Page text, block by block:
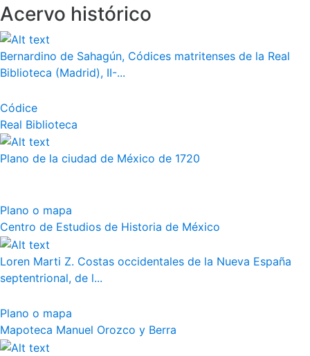
Acervo histórico
Bernardino de Sahagún, Códices matritenses de la Real
Biblioteca (Madrid), II-...
Códice
Real Biblioteca
Plano de la ciudad de México de 1720
Plano o mapa
Centro de Estudios de Historia de México
Loren Marti Z. Costas occidentales de la Nueva España
septentrional, de l...
Plano o mapa
Mapoteca Manuel Orozco y Berra